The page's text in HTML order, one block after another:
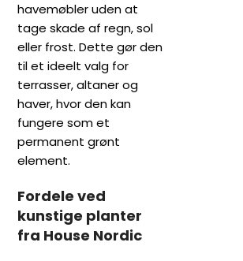
havemøbler uden at
tage skade af regn, sol
eller frost. Dette gør den
til et ideelt valg for
terrasser, altaner og
haver, hvor den kan
fungere som et
permanent grønt
element.
Fordele ved
kunstige planter
fra House Nordic